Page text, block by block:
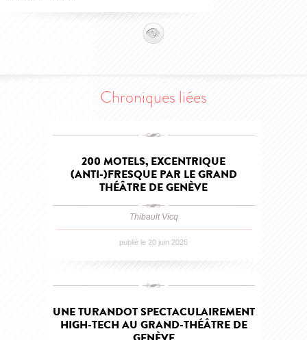
Chroniques liées
200 MOTELS, EXCENTRIQUE
(ANTI-)FRESQUE PAR LE GRAND
THÉÂTRE DE GENÈVE
Thibault Vicq
publié le 20 juin 2026
UNE TURANDOT SPECTACULAIREMENT
HIGH-TECH AU GRAND-THÉÂTRE DE